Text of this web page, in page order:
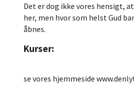
Det er dog ikke vores hensigt,
her, men hvor som helst Gud
åbnes.
Kurser:
se vores hjemmeside